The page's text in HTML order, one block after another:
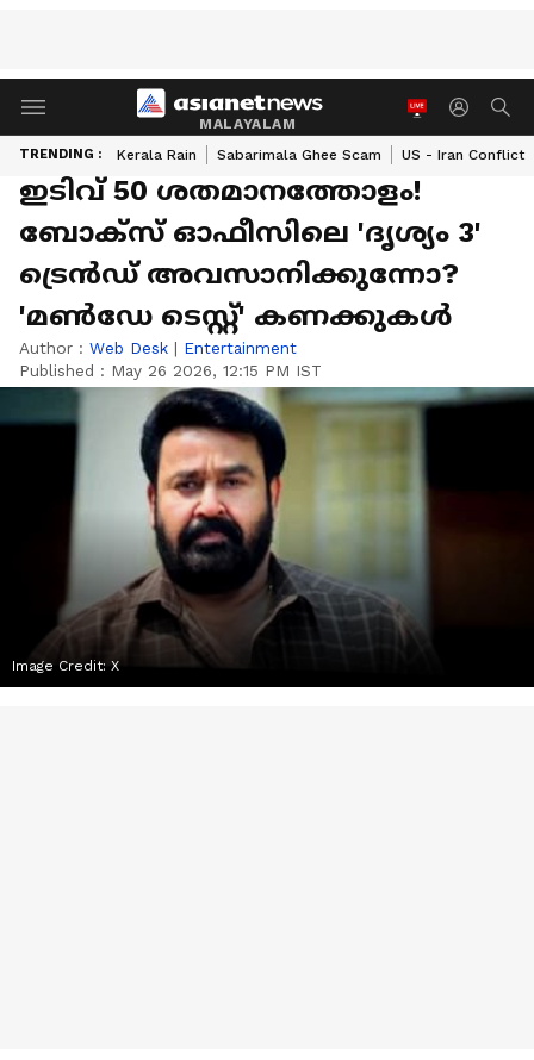
MALAYALAM
TRENDING : Kerala Rain Sabarimala Ghee Scam US - Iran Conflict
ഇടിവ് 50 ശതമാനത്തോളം!
ബോക്സ് ഓഫീസിലെ 'ദൃശ്യം 3'
ട്രെന്‍ഡ് അവസാനിക്കുന്നോ?
'മണ്‍ഡേ ടെസ്റ്റ്' കണക്കുകള്‍
Author : Web Desk | Entertainment
Published : May 26 2026, 12:15 PM IST
Image Credit:X